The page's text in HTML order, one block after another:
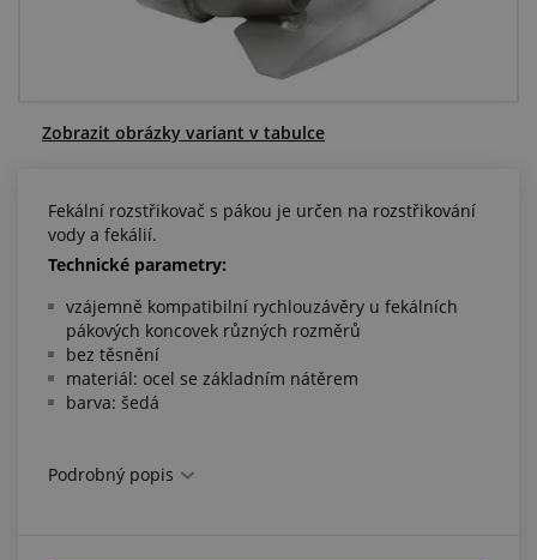
Centrum poptávek
O nás a kariéra
Zobrazit obrázky variant v tabulce
Fekální rozstřikovač s pákou je určen na rozstřikování
vody a fekálií.
Technické parametry:
vzájemně kompatibilní rychlouzávěry u fekálních
pákových koncovek různých rozměrů
bez těsnění
materiál: ocel se základním nátěrem
barva: šedá
Podrobný popis